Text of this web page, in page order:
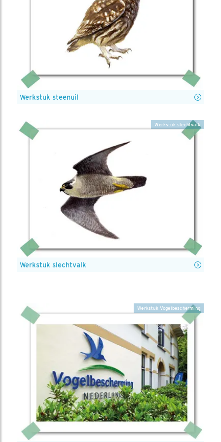
Werkstuk steenuil
Werkstuk slechtvalk
Werkstuk slechtvalk
Werkstuk Vogelbescherming